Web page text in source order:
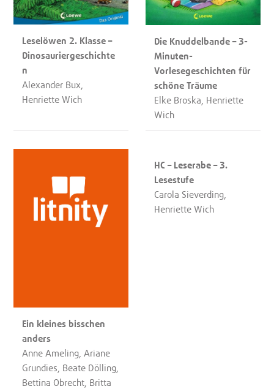
Leselöwen 2. Klasse –
Dinosauriergeschichte
n
Alexander Bux,
Henriette Wich
Die Knuddelbande – 3-
Minuten-
Vorlesegeschichten für
schöne Träume
Elke Broska, Henriette
Wich
Ein kleines bisschen
anders
Anne Ameling, Ariane
Grundies, Beate Dölling,
Bettina Obrecht, Britta
HC – Leserabe – 3.
Lesestufe
Carola Sieverding,
Henriette Wich